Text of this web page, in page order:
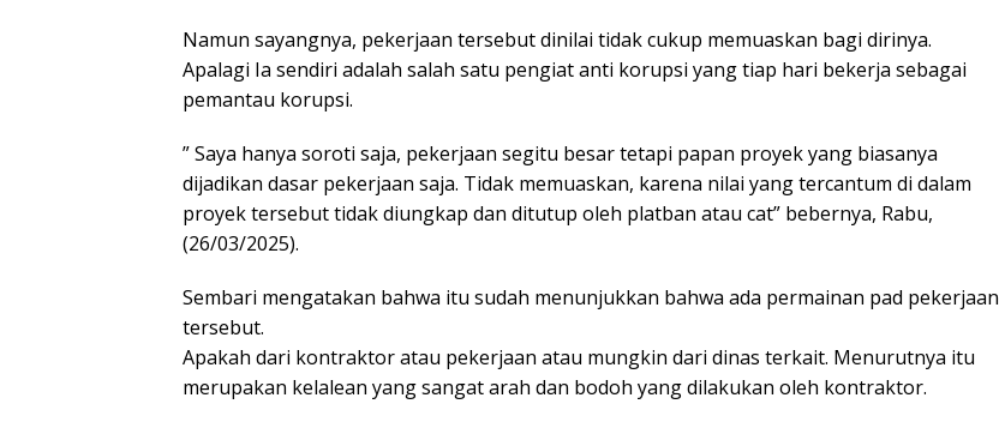
Namun sayangnya, pekerjaan tersebut dinilai tidak cukup memuaskan bagi dirinya.
Apalagi Ia sendiri adalah salah satu pengiat anti korupsi yang tiap hari bekerja sebagai
pemantau korupsi.
” Saya hanya soroti saja, pekerjaan segitu besar tetapi papan proyek yang biasanya
dijadikan dasar pekerjaan saja. Tidak memuaskan, karena nilai yang tercantum di dalam
proyek tersebut tidak diungkap dan ditutup oleh platban atau cat” bebernya, Rabu,
(26/03/2025).
Sembari mengatakan bahwa itu sudah menunjukkan bahwa ada permainan pad pekerjaan
tersebut.
Apakah dari kontraktor atau pekerjaan atau mungkin dari dinas terkait. Menurutnya itu
merupakan kelalean yang sangat arah dan bodoh yang dilakukan oleh kontraktor.